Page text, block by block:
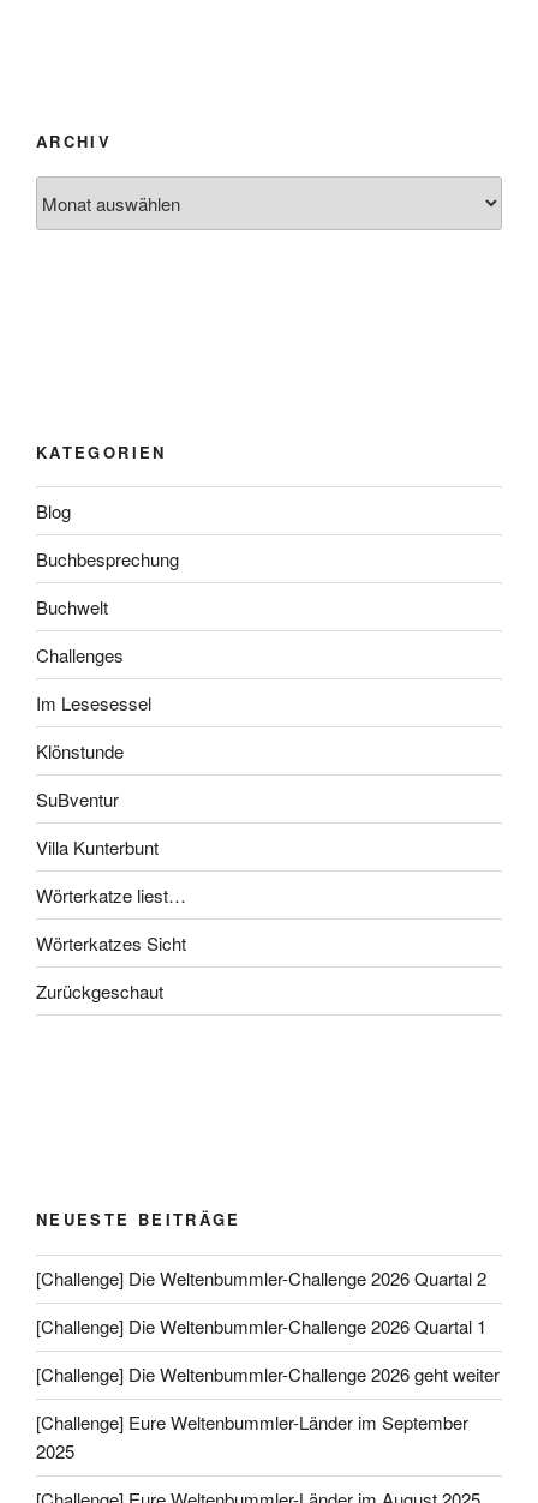
ARCHIV
KATEGORIEN
Blog
Buchbesprechung
Buchwelt
Challenges
Im Lesesessel
Klönstunde
SuBventur
Villa Kunterbunt
Wörterkatze liest…
Wörterkatzes Sicht
Zurückgeschaut
NEUESTE BEITRÄGE
[Challenge] Die Weltenbummler-Challenge 2026 Quartal 2
[Challenge] Die Weltenbummler-Challenge 2026 Quartal 1
[Challenge] Die Weltenbummler-Challenge 2026 geht weiter
[Challenge] Eure Weltenbummler-Länder im September
2025